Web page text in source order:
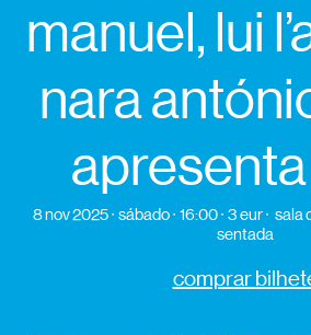
manuel, lui
nara
apresenta
8 nov 2025 sábado 16:00 3 eur sala
sentada
comprar